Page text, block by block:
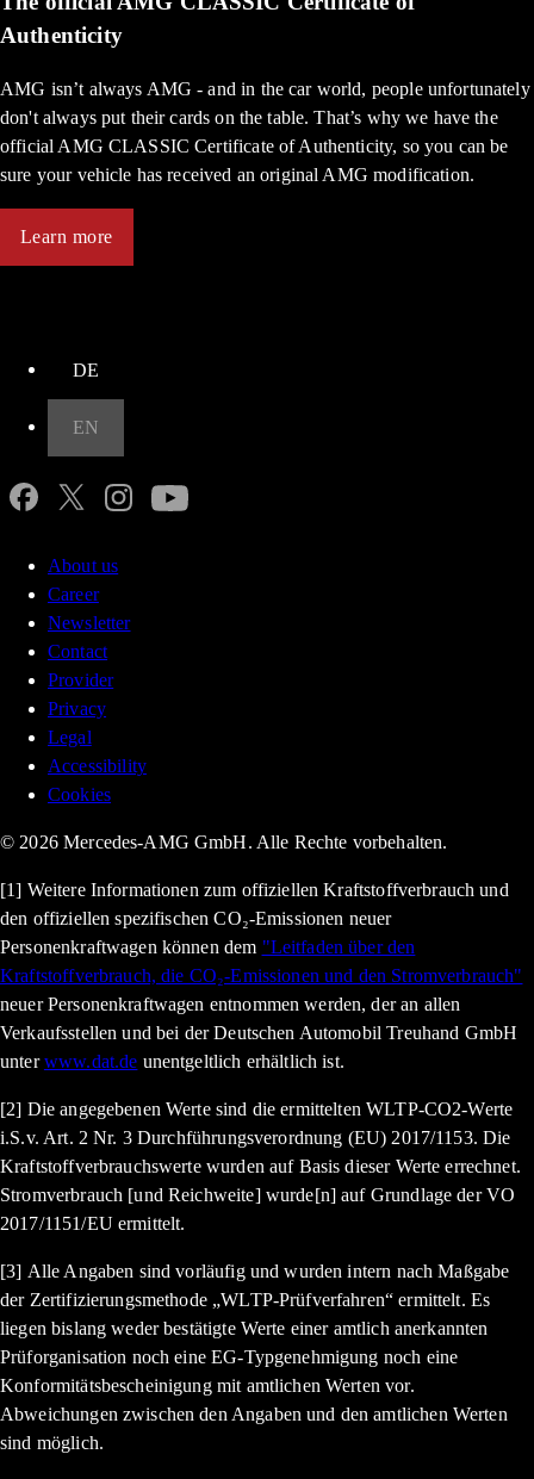
Authenticity
AMG isn’t always AMG - and in the car world, people unfortunately
don't always put their cards on the table. That’s why we have the
official AMG CLASSIC Certificate of Authenticity, so you can be
sure your vehicle has received an original AMG modification.
Learn more
DE
EN
About us
Career
Newsletter
Contact
Provider
Privacy
Legal
Accessibility
Cookies
© 2026 Mercedes-AMG GmbH. Alle Rechte vorbehalten.
[1] Weitere Informationen zum offiziellen Kraftstoffverbrauch und
den offiziellen spezifischen CO₂-Emissionen neuer
Personenkraftwagen können dem "Leitfaden über den
Kraftstoffverbrauch, die CO₂-Emissionen und den Stromverbrauch"
neuer Personenkraftwagen entnommen werden, der an allen
Verkaufsstellen und bei der Deutschen Automobil Treuhand GmbH
unterwww.dat.de unentgeltlich erhältlich ist.
[2] Die angegebenen Werte sind die ermittelten WLTP-CO2-Werte
i.S.v. Art. 2 Nr. 3 Durchführungsverordnung (EU) 2017/1153. Die
Kraftstoffverbrauchswerte wurden auf Basis dieser Werte errechnet.
Stromverbrauch [und Reichweite] wurde[n] auf Grundlage der VO
2017/1151/EU ermittelt.
[3] Alle Angaben sind vorläufig und wurden intern nach Maßgabe
der Zertifizierungsmethode „WLTP-Prüfverfahren“ ermittelt. Es
liegen bislang weder bestätigte Werte einer amtlich anerkannten
Prüforganisation noch eine EG-Typgenehmigung noch eine
Konformitätsbescheinigung mit amtlichen Werten vor.
Abweichungen zwischen den Angaben und den amtlichen Werten
sind möglich.